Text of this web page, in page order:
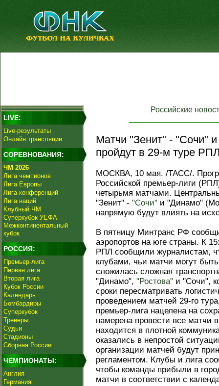
LIVE:
Live-результаты
Онлайн трансляции
СОРЕВНОВАНИЯ:
ЧМ 2026
Лига чемпионов
Лига Европы
Лига конференций
Лига наций
Клубный ЧМ
Суперкубок УЕФА
Межконтинентальный
кубок
РОССИЯ:
Премьер-лига
Первая лига
Вторая лига
Кубок России
Календарь
Бомбардиры
Суперкубок
Тренеры
Судьи
Стадионы
Сборная России
ЧЕМПИОНАТЫ:
Англия
Германия
Российские
Матчи "Зенит" - "Сочи"
пройдут в 29-м туре
МОСКВА, 10 мая. /ТАСС/.
Российской премьер-лиги
четырьмя матчами.
"Зенит" - "Сочи" и "Динамо"
напрямую будут влиять на
В пятницу Минтранс РФ
аэропортов на юге страны. К
РПЛ сообщили журналистам,
клубами, чьи матчи могут
сложилась сложная
"Динамо", "Ростова" и "Сочи",
сроки пересматривать
проведением матчей 29-го
премьер-лига нацелена на
намерена провести все матчи
находится в плотной
оказались в непростой
организации матчей будут
регламентом. Клубы и лига
чтобы команды прибыли в
матчи в соответствии с